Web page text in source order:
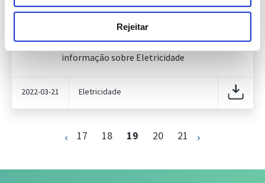
Rejeitar
Informação Semanal do Sistema
Publicação com periodicidade semanal, com
informação sobre Eletricidade
2022-03-21 Eletricidade
17 18 19 20 21